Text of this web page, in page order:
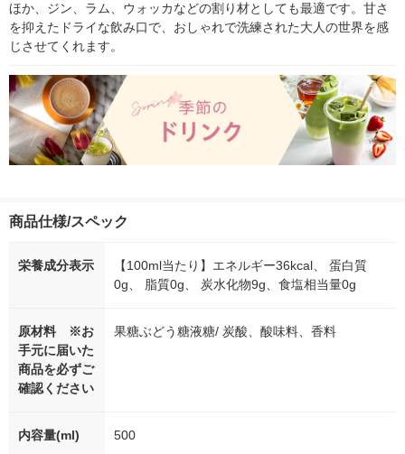
ほか、ジン、ラム、ウォッカなどの割り材としても最適です。甘さ
を抑えたドライな飲み口で、おしゃれで洗練された大人の世界を感
じさせてくれます。
商品仕様/スペック
栄養成分表示
【100ml当たり】エネルギー36kcal、 蛋白質
0g、 脂質0g、 炭水化物9g、食塩相当量0g
原材料 ※お
手元に届いた
商品を必ずご
確認ください
果糖ぶどう糖液糖/ 炭酸、酸味料、香料
内容量(ml) 500